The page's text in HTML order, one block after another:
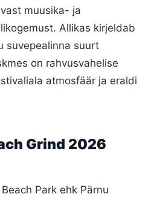
muusika- ja
Allikas kirjeldab
suvepealinna suurt
on rahvusvahelise
atmosfäär ja eraldi
Grind 2026
Park ehk Pärnu